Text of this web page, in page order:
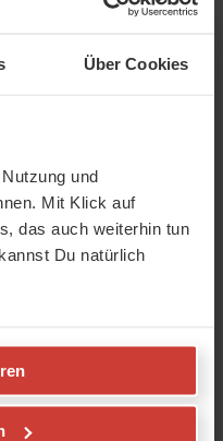
Über Cookies
und
Mit Klick auf
das auch weiterhin tun
Du natürlich
Gemeinschaft
mit seinem vielen
einlädt. Der
Stunde entfernt, im